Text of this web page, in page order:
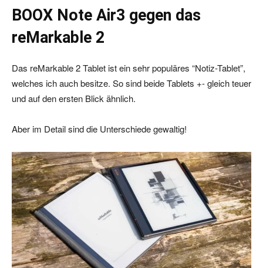
BOOX Note Air3 gegen das
reMarkable 2
Das reMarkable 2 Tablet ist ein sehr populäres “Notiz-Tablet”,
welches ich auch besitze. So sind beide Tablets +- gleich teuer
und auf den ersten Blick ähnlich.
Aber im Detail sind die Unterschiede gewaltig!